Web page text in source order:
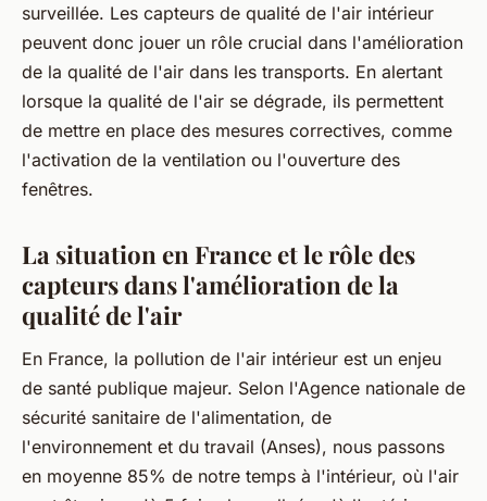
surveillée. Les capteurs de qualité de l'air intérieur
peuvent donc jouer un rôle crucial dans l'amélioration
de la qualité de l'air dans les transports. En alertant
lorsque la qualité de l'air se dégrade, ils permettent
de mettre en place des mesures correctives, comme
l'activation de la ventilation ou l'ouverture des
fenêtres.
La situation en France et le rôle des
capteurs dans l'amélioration de la
qualité de l'air
En France, la pollution de l'air intérieur est un enjeu
de santé publique majeur. Selon l'Agence nationale de
sécurité sanitaire de l'alimentation, de
l'environnement et du travail (Anses), nous passons
en moyenne 85% de notre temps à l'intérieur, où l'air